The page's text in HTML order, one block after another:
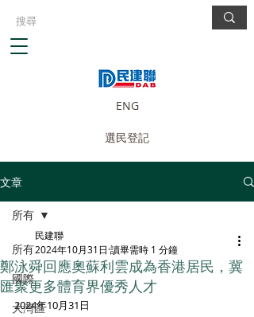
ENG
選民登記
文章
所有
國際
大灣區
所有
鄭泳舜回應奧蘇利雲成為香港居民，冀
匯聚更多體育界優秀人才
民建聯
2024年10月31日 讀畢需時 1 分鐘
2024年10月31日